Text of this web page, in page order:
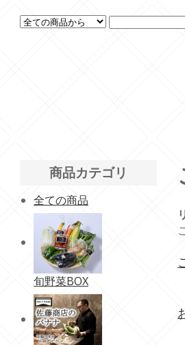
商品カテゴリ
全ての商品
旬野菜BOX